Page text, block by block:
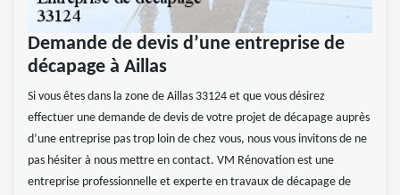
Demande de devis d’une entreprise de
décapage à Aillas
Si vous êtes dans la zone de Aillas 33124 et que vous désirez
effectuer une demande de devis de votre projet de décapage auprès
d’une entreprise pas trop loin de chez vous, nous vous invitons de ne
pas hésiter à nous mettre en contact. VM Rénovation est une
entreprise professionnelle et experte en travaux de décapage de